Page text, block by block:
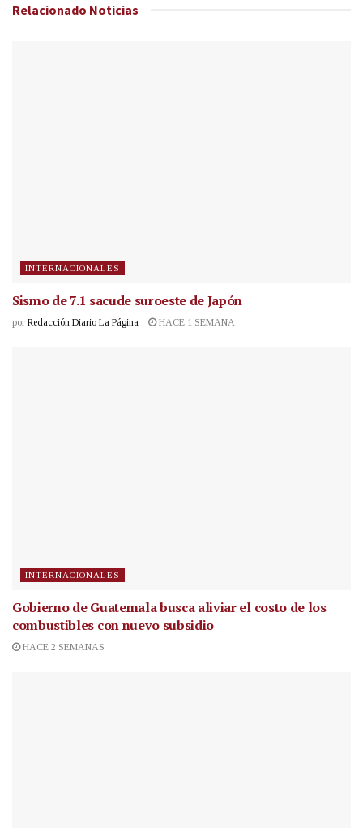
Relacionado Noticias
INTERNACIONALES
Sismo de 7.1 sacude suroeste de Japón
por Redacción Diario La Página HACE 1 SEMANA
INTERNACIONALES
Gobierno de Guatemala busca aliviar el costo de los
combustibles con nuevo subsidio
HACE 2 SEMANAS